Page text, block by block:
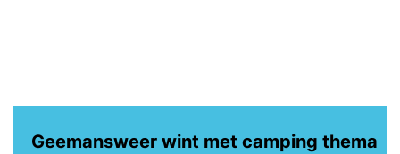
Geemansweer wint met camping thema